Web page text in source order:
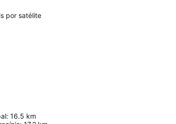
por satélite
: 16.5 km